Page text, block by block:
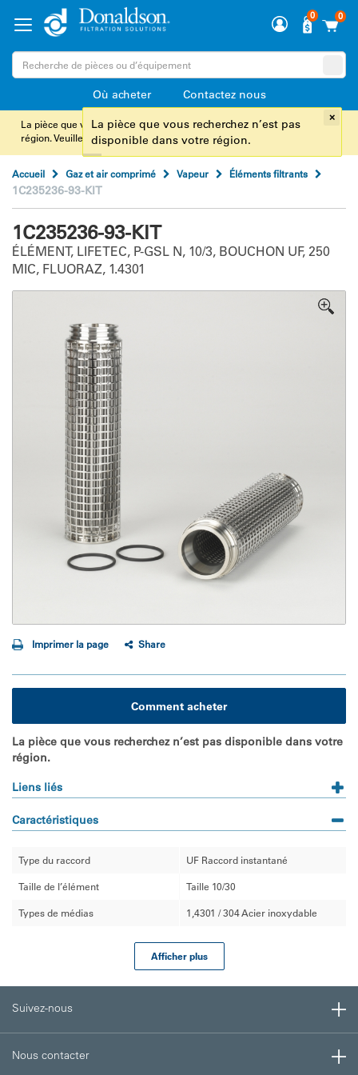
0
0
Où acheter
Contactez nous
x
La pièce que vous recherchez n’est pas disponible dans votre
région. Veuillez
Nous contacterou appelez.
Accueil Gaz et air comprimé Vapeur Éléments filtrants
1C235236-93-KIT
1C235236-93-KIT
ÉLÉMENT, LIFETEC, P-GSL N, 10/3, BOUCHON UF, 250
MIC, FLUORAZ, 1.4301
Imprimer la page Share
Comment acheter
La pièce que vous recherchez n’est pas disponible dans votre
région.
Liens liés
Caractéristiques
Type du raccord UF Raccord instantané
Taille de l’élément Taille 10/30
Types de médias 1,4301 / 304 Acier inoxydable
Afficher plus
Suivez-nous
Nous contacter
La pièce que vous recherchez n’est pas
disponible dans votre région.
×